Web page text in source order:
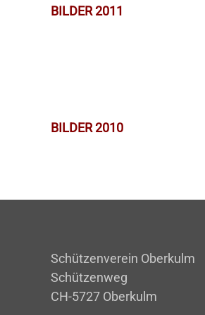
BILDER 2011
BILDER 2010
Schützenverein Oberkulm
Schützenweg
CH-5727 Oberkulm